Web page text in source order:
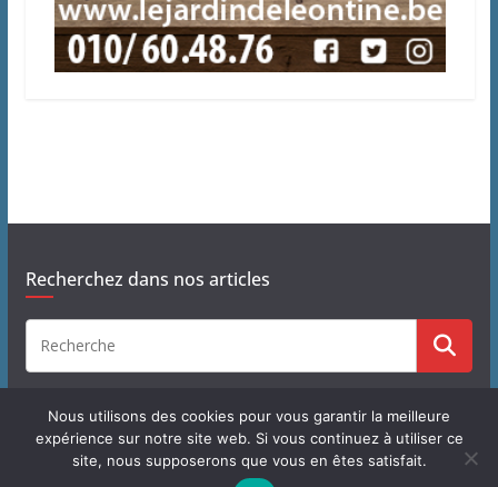
Recherchez dans nos articles
Copyright © 2026 J'habite à Chastre
Nous utilisons des cookies pour vous garantir la meilleure
expérience sur notre site web. Si vous continuez à utiliser ce
site, nous supposerons que vous en êtes satisfait.